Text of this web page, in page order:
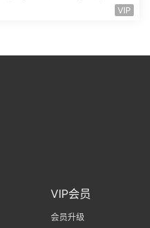
VIP
VIP会员
会员升级